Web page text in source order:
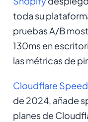
toda su
pruebas A/B
130ms en
las métricas de
Cloudflare
de 2024, añade
planes de